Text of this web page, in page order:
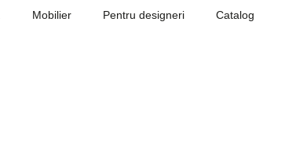
Mobilier Pentru designeri Catalog